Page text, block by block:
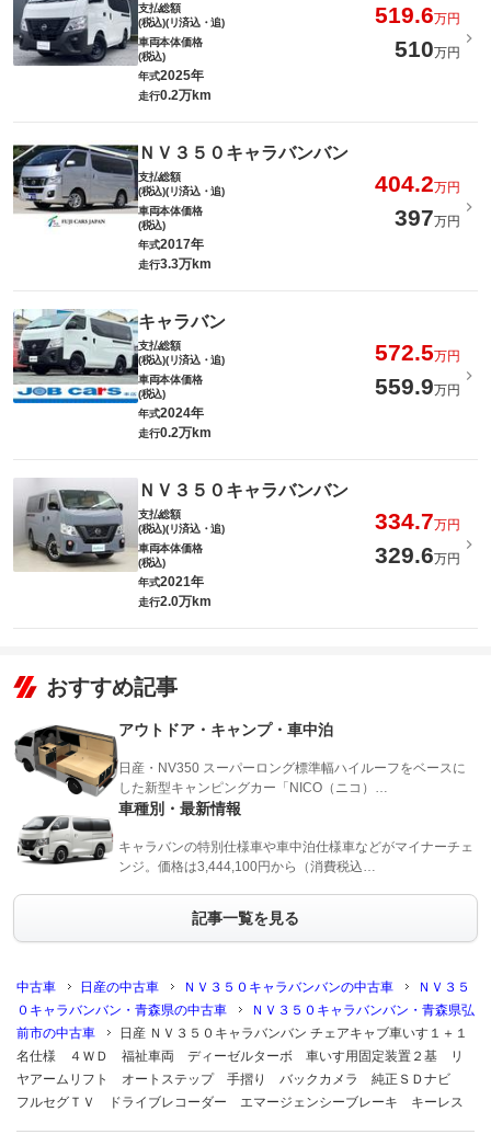
支払総額
(税込)(リ済込・追)
519.6万円
車両本体価格
(税込)
510万円
年式2025年
走行0.2万km
ＮＶ３５０キャラバンバン
支払総額
(税込)(リ済込・追)
404.2万円
車両本体価格
(税込)
397万円
年式2017年
走行3.3万km
キャラバン
支払総額
(税込)(リ済込・追)
572.5万円
車両本体価格
(税込)
559.9万円
年式2024年
走行0.2万km
ＮＶ３５０キャラバンバン
支払総額
(税込)(リ済込・追)
334.7万円
車両本体価格
(税込)
329.6万円
年式2021年
走行2.0万km
おすすめ記事
アウトドア・キャンプ・車中泊
日産・NV350 スーパーロング標準幅ハイルーフをベースに
した新型キャンピングカー「NICO（ニコ）…
車種別・最新情報
キャラバンの特別仕様車や車中泊仕様車などがマイナーチェ
ンジ。価格は3,444,100円から（消費税込…
記事一覧を見る
中古車 日産の中古車 ＮＶ３５０キャラバンバンの中古車
ＮＶ３５
０キャラバンバン・青森県の中古車
ＮＶ３５０キャラバンバン・青森県弘
前市の中古車
日産 ＮＶ３５０キャラバンバン チェアキャブ車いす１＋１
名仕様 ４ＷＤ 福祉車両 ディーゼルターボ 車いす用固定装置２基 リ
ヤアームリフト オートステップ 手摺り バックカメラ 純正ＳＤナビ
フルセグＴＶ ドライブレコーダー エマージェンシーブレーキ キーレス